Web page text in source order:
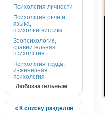
Психология личности
Психология речи и
языка,
психолингвистика
Зоопсихология,
сравнительная
психология
Психология труда,
инженерная
психология
Любознательным
К списку разделов